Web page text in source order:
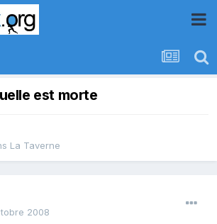
est morte
La Taverne
2008